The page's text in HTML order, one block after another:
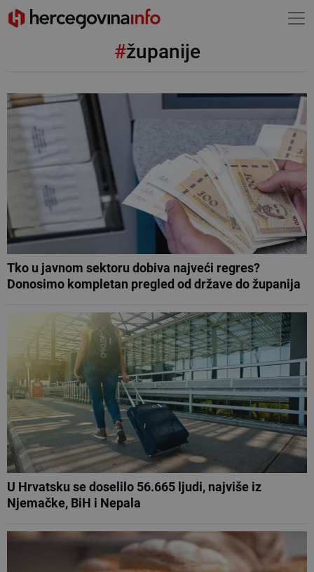
#županije
Tko u javnom sektoru dobiva najveći regres?
Donosimo kompletan pregled od države do županija
U Hrvatsku se doselilo 56.665 ljudi, najviše iz
Njemačke, BiH i Nepala